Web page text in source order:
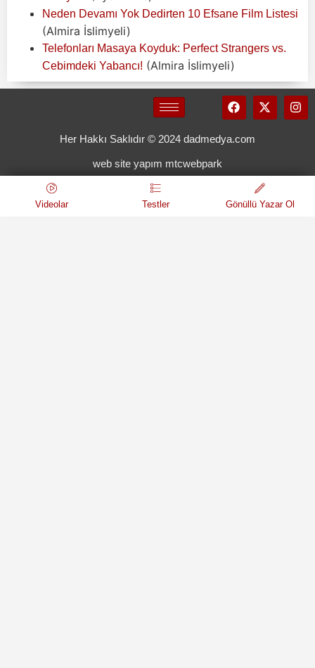
Neden Devamı Yok Dedirten 10 Efsane Film Listesi
(Almira İslimyeli)
Telefonları Masaya Koyduk: Perfect Strangers vs.
Cebimdeki Yabancı! (Almira İslimyeli)
Her Hakkı Saklıdır © 2024 dadmedya.com
web site yapım mtcwebpark
Videolar Testler Gönüllü Yazar Ol